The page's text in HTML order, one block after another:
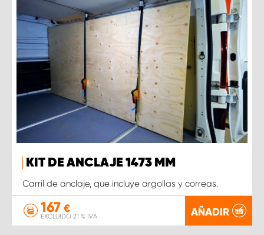
KIT DE ANCLAJE 1473 MM
Carril de anclaje, que incluye argollas y correas.
167 €
EXCLUIDO 21 % IVA AÑADIR